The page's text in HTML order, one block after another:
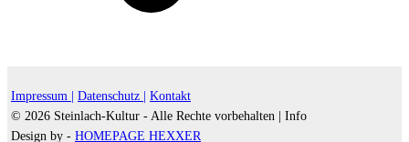
Impressum | Datenschutz |
Kontakt
© 2026 Steinlach-Kultur - Alle Rechte vorbehalten |
Info
Design by - HOMEPAGE HEXXER